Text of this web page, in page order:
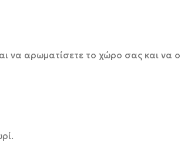
αρωματίσετε το χώρο σας και να